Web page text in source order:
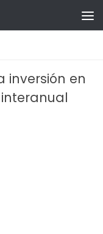
inversión en